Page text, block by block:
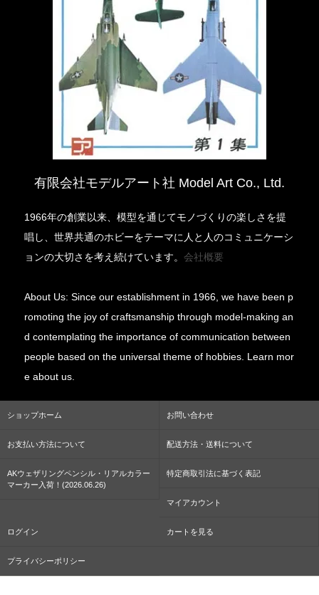
有限会社モデルアート社 Model Art Co., Ltd.
1966年の創業以来、模型を通じてモノづくりの楽しさを提
唱し、世界共通のホビーをテーマに人と人のコミュニケーシ
ョンの大切さを考え続けています。会社概要
About Us: Since our establishment in 1966, we have been p
romoting the joy of craftsmanship through model-making an
d contemplating the importance of communication between
people based on the universal theme of hobbies. Learn mor
e about us.
ショップホーム お問い合わせ
お支払い方法について 配送方法・送料について
AKウェザリングペンシル・リアルカラー
マーカー入荷！(2026.06.26)
特定商取引法に基づく表記
マイアカウント
ログイン カートを見る
プライバシーポリシー